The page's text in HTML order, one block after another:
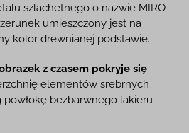
szlachetnego o nazwie MIRO-
umieszczony jest na
kolor drewnianej podstawie.
z czasem pokryje się
elementów srebrnych
powłokę bezbarwnego lakieru